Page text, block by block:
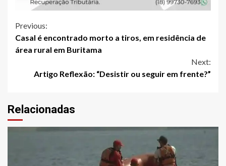
Continue
Reading
Previous:
Casal é encontrado morto a tiros, em residência de
área rural em Buritama
Next:
Artigo Reflexão: “Desistir ou seguir em frente?”
Relacionadas